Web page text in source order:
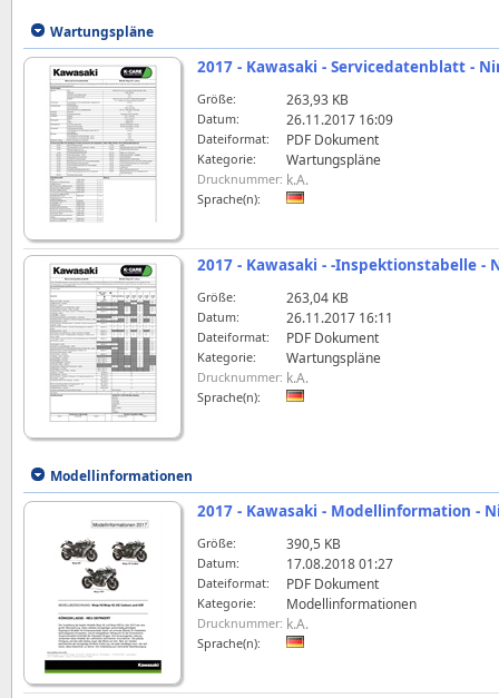
Wartungspläne
2017 - Kawasaki - Servicedatenblatt -
Größe: 263,93 KB
Datum: 26.11.2017 16:09
Dateiformat: PDF Dokument
Kategorie: Wartungspläne
Drucknummer: k.A.
Sprache(n):
2017 - Kawasaki - -Inspektionstabelle -
Größe: 263,04 KB
Datum: 26.11.2017 16:11
Dateiformat: PDF Dokument
Kategorie: Wartungspläne
Drucknummer: k.A.
Sprache(n):
Modellinformationen
2017 - Kawasaki - Modellinformation -
Größe: 390,5 KB
Datum: 17.08.2018 01:27
Dateiformat: PDF Dokument
Kategorie: Modellinformationen
Drucknummer: k.A.
Sprache(n):